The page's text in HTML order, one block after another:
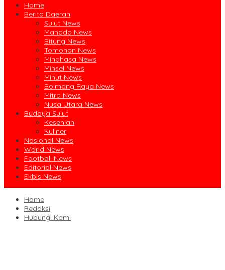
Home
Berita Daerah
Sulut News
Manado News
Bitung News
Tomohon News
Minahasa News
Minsel News
Minut News
Bolmong Raya News
Mitra News
Nusa Utara News
Budaya Sulut
Kesenian
Kuliner
Nasional News
World News
Football News
Editorial News
Ekbis News
Home
Redaksi
Hubungi Kami